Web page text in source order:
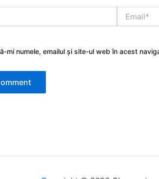
mi numele, emailul și site-ul web în acest